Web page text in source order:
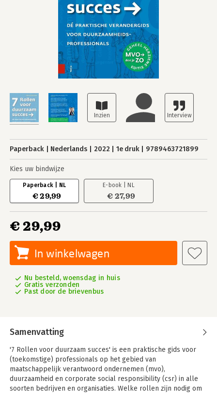
Paperback Nederlands 2022 1e druk 9789463721899
Kies uw bindwijze
Paperback | NL
€ 29,99
E-book | NL
€ 27,99
€ 29,99
In winkelwagen
Nu besteld, woensdag in huis
Gratis verzonden
Past door de brievenbus
Samenvatting
'7 Rollen voor duurzaam succes' is een praktische gids voor
(toekomstige) professionals op het gebied van
maatschappelijk verantwoord ondernemen (mvo),
duurzaamheid en corporate social responsibility (csr) in alle
soorten bedrijven en organisaties. Welke rollen zijn nodig om